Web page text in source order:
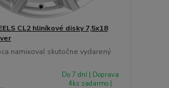
CL2 hliníkové disky 7,5x18
namixoval skutočne vydarený
Do 7 dní | Doprava
4ks zadarmo |